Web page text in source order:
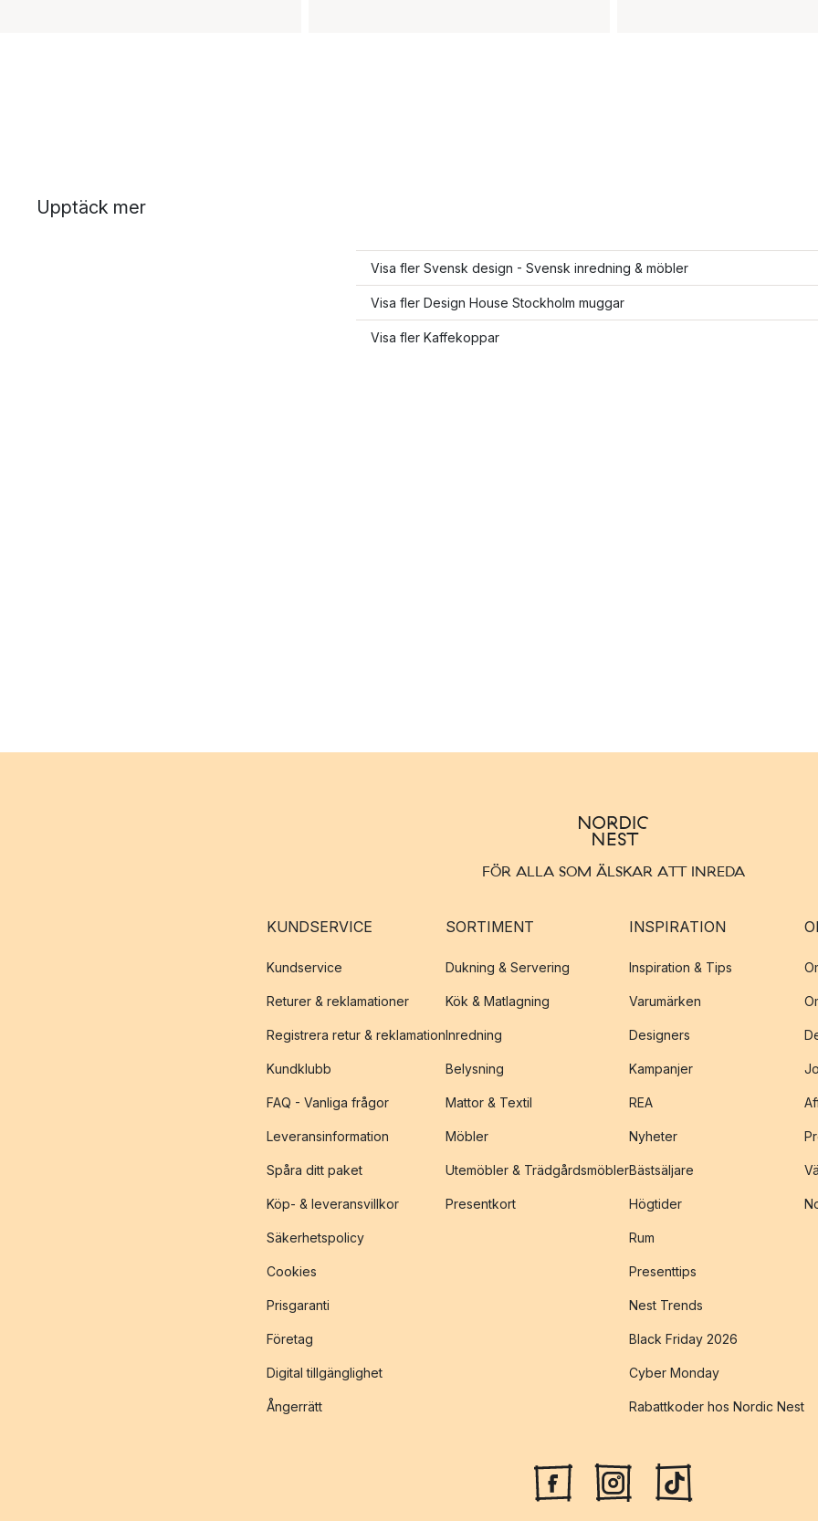
Upptäck mer
Visa fler Svensk design - Svensk inredning & möbler
Visa fler Design House Stockholm muggar
Visa fler Kaffekoppar
FÖR ALLA SOM ÄLSKAR ATT INREDA
KUNDSERVICE
Kundservice
Returer & reklamationer
Registrera retur & reklamation
Kundklubb
FAQ - Vanliga frågor
Leveransinformation
Spåra ditt paket
Köp- & leveransvillkor
Säkerhetspolicy
Cookies
Prisgaranti
Företag
Digital tillgänglighet
Ångerrätt
SORTIMENT
Dukning & Servering
Kök & Matlagning
Inredning
Belysning
Mattor & Textil
Möbler
Utemöbler & Trädgårdsmöbler
Presentkort
INSPIRATION
Inspiration & Tips
Varumärken
Designers
Kampanjer
REA
Nyheter
Bästsäljare
Högtider
Rum
Presenttips
Nest Trends
Black Friday 2026
Cyber Monday
Rabattkoder hos Nordic Nest